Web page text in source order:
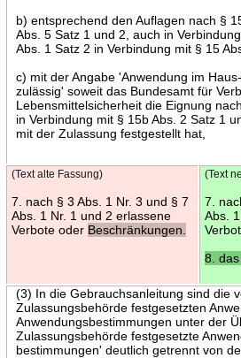
b) entsprechend den Auflagen nach §
Abs. 5 Satz 1 und 2, auch in
Abs. 1 Satz 2 in Verbindung mit § 15
c) mit der Angabe 'Anwendung im
zulässig' soweit das Bundesamt für
Lebensmittelsicherheit die Eignung
in Verbindung mit § 15b Abs. 2 Satz 1
mit der Zulassung festgestellt hat,
(Text alte Fassung)
7. nach § 3 Abs. 1 Nr. 3 und § 7
Abs. 1 Nr. 1 und 2 erlassene
Verbote oder Beschränkungen.
(Text
7.
Abs.
8. das
(3) In die Gebrauchsanleitung sind die
Zulassungsbehörde festgesetzten
Anwendungsbestimmungen unter der
Zulassungsbehörde festgesetzte
bestimmungen' deutlich getrennt von